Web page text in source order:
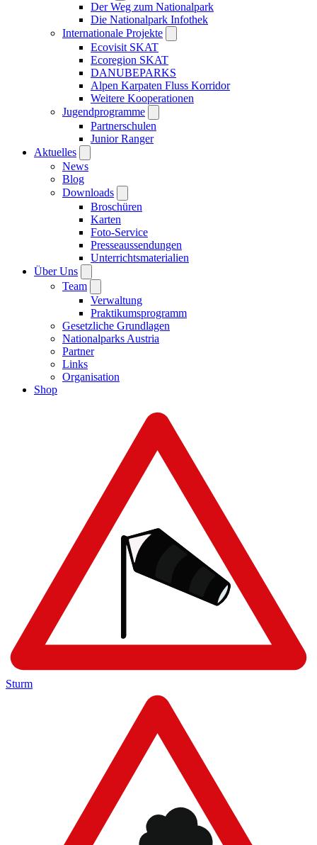
Der Weg zum Nationalpark
Die Nationalpark Infothek
Internationale Projekte
Ecovisit SKAT
Ecoregion SKAT
DANUBEPARKS
Alpen Karpaten Fluss Korridor
Weitere Kooperationen
Jugendprogramme
Partnerschulen
Junior Ranger
Aktuelles
News
Blog
Downloads
Broschüren
Karten
Foto-Service
Presseaussendungen
Unterrichtsmaterialien
Über Uns
Team
Verwaltung
Praktikumsprogramm
Gesetzliche Grundlagen
Nationalparks Austria
Partner
Links
Organisation
Shop
Sturm